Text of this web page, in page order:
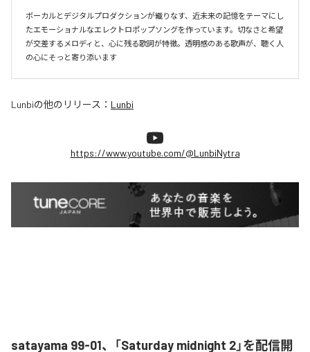
ボーカルとデジタルプロダクションが織りなす、近未来の記憶をテーマにし
たエモーショナルなエレクトロポップソングを作っています。切なさと希望
が交差するメロディと、心に残る歌詞が特徴。透明感のある歌声が、聴く人
の心にそっと寄り添います
Lunbiの他のリリース： Lunbi
https://www.youtube.com/@LunbiNytra
satayama 99-01、「Saturday midnight 2」を配信開